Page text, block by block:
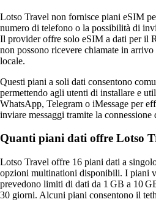
Lotso Travel non fornisce piani eSIM
numero di telefono o la possibilità di
Il provider offre solo eSIM a dati per il
non possono ricevere chiamate in
locale.
Questi piani a soli dati consentono
permettendo agli utenti di installare e
WhatsApp, Telegram o iMessage per
inviare messaggi tramite la connessione
Quanti piani dati offre Lotso
Lotso Travel offre 16 piani dati a
opzioni multinationi disponibili. I piani
prevedono limiti di dati da 1 GB a 10
30 giorni. Alcuni piani consentono il